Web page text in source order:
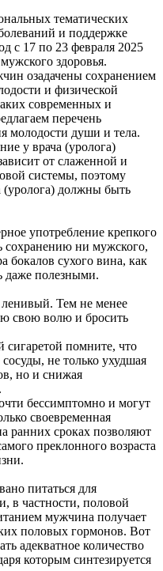
тематических
и поддержке
с 17 по 23 февраля 2025
здоровья.
озадачены сохранением
и физической
современных и
перечень
молодости души и тела.
у врача (уролога)
от слаженной и
системы, поэтому
(уролога) должны быть
употребление крепкого
сохранению ни мужского,
бокалов сухого вина, как
даже полезными.
ленивый. Тем не менее
свою волю и бросить
сигаретой помните, что
не только ухудшая
но и снижая
бессимптомно и могут
своевременная
ранних сроках позволяют
преклонного возраста
питаться для
в частности, половой
мужчина получает
половых гормонов. Вот
адекватное количество
которым синтезируется